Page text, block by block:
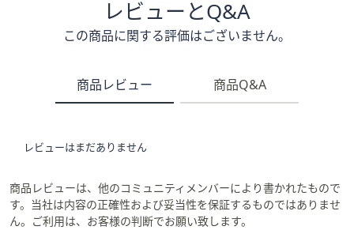
レビューとQ&A
この商品に関する評価はございません。
商品レビュー 商品Q&A
レビューはまだありません
商品レビューは、他のコミュニティメンバーにより書かれたもので
す。当社は内容の正確性および妥当性を保証するものではありませ
ん。ご利用は、お客様の判断でお願い致します。